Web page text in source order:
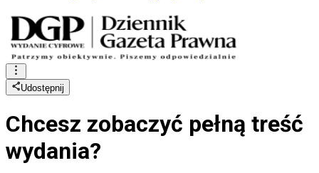
Udostępnij
Chcesz zobaczyć pełną treść
wydania?